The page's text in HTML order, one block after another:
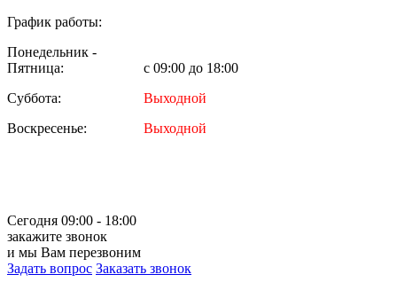
График работы:
Понедельник -
Пятница:
с 09:00 до 18:00
Суббота:
Выходной
Воскресенье:
Выходной
Сегодня 09:00 - 18:00
закажите звонок
и мы Вам перезвоним
Задать вопрос Заказать звонок